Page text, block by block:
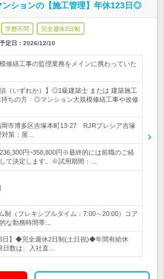
ンションの【施工管理】年休123日◎
学歴不問 完全週休2日制
定日： 2026/12/10
修繕工事の監理業務をメインに携わっていた
（いずれか）】◎1級建築士 または 建築施工
持ちの方 ◎マンション大規模修繕工事や改修
岡市博多区吉塚本町13-27 RJRプレシア吉塚
策：屋…
円~358,800円※最終的には前職のご経
て決定します。※試用期間：…
制（フレキシブルタイム：7:00～20:00）コア
な勤務時間帯…
日】◆完全週休2日制(土日祝)◆年間有給休
日数は、入社直…